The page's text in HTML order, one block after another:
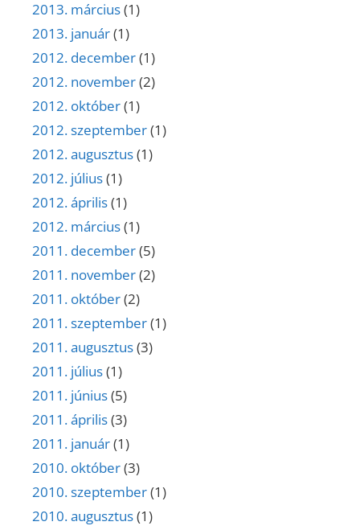
2013. március(1)
2013. január(1)
2012. december(1)
2012. november(2)
2012. október(1)
2012. szeptember(1)
2012. augusztus(1)
2012. július(1)
2012. április(1)
2012. március(1)
2011. december(5)
2011. november(2)
2011. október(2)
2011. szeptember(1)
2011. augusztus(3)
2011. július(1)
2011. június(5)
2011. április(3)
2011. január(1)
2010. október(3)
2010. szeptember(1)
2010. augusztus(1)